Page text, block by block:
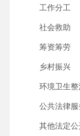
工作分工
社会救助
筹资筹劳
乡村振兴
环境卫生整
公共法律服
其他法定公